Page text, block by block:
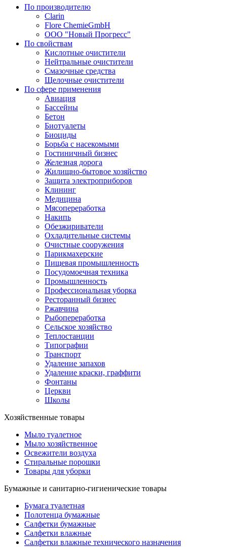
По производителю
Clarin
Flore ChemieGmbH
ООО "Новый Прогресс"
По свойствам
Кислотные очистители
Нейтральные очистители
Смазочные средства
Щелочные очистители
По сфере применения
Авиация
Бассейны
Бетон
Биотуалеты
Биоциды
Борьба с насекомыми
Гостиничный бизнес
Железная дорога
Жилищно-бытовое хозяйство
Защита электроприборов
Клининг
Медицина
Мясопереработка
Накипь
Обезжириватели
Охладительные системы
Очистные сооружения
Парикмахерские
Пищевая промышленность
Посудомоечная техника
Промышленность
Профессиональная уборка
Ресторанный бизнес
Ржавчина
Рыбопереработка
Сельское хозяйство
Теплостанции
Типографии
Транспорт
Удаление запахов
Удаление краски, граффити
Фонтаны
Церкви
Школы
Хозяйственные товары
Мыло туалетное
Мыло хозяйственное
Освежители воздуха
Стиральные порошки
Товары для уборки
Бумажные и санитарно-гигиенические товары
Бумага туалетная
Полотенца бумажные
Салфетки бумажные
Салфетки влажные
Салфетки влажные технического назначения